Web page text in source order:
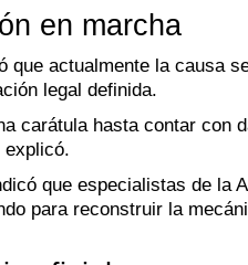
en marcha
que actualmente la causa
legal definida.
carátula hasta contar con
explicó.
que especialistas de la
para reconstruir la